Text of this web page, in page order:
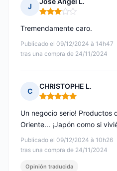
J
Nota: 3 de 5
Publicado el 09/12/2024 à 14h47
tras una compra de 24/11/2024
Tremendamente caro.
C
CHRISTOPHE L.
Nota: 5 de 5
Publicado el 09/12/2024 à 10h26
tras una compra de 24/11/2024
Un negocio serio! Productos
Oriente... ¡Japón como si
Opinión traducida